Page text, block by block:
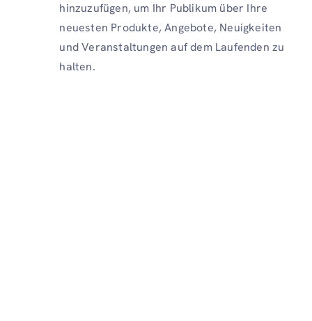
hinzuzufügen, um Ihr Publikum über Ihre
neuesten Produkte, Angebote, Neuigkeiten
und Veranstaltungen auf dem Laufenden zu
halten.